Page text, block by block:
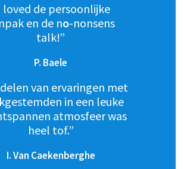
loved de persoonlijke
en de no-nonsens
talk!”
P. Baele
van ervaringen met
in een leuke
atmosfeer was
heel tof.”
I. Van Caekenberghe